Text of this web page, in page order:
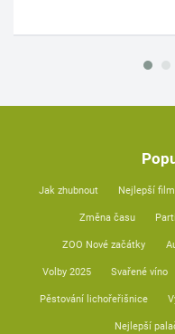
Jak zhubnout Nejlepší
Změna času
ZOO Nové začátky
Volby 2025 Svařené víno
Pěstování lichořeřišnice
Nejlepší